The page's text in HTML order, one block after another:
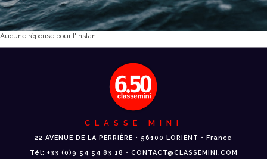
Aucune réponse pour l'instant.
CLASSE MINI
22 AVENUE DE LA PERRIÈRE • 56100 LORIENT • France
Tél: +33 (0)9 54 54 83 18 • CONTACT@CLASSEMINI.COM